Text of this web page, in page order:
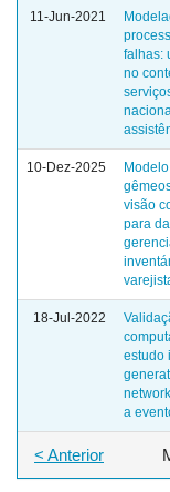
11-Jun-2021
falhas:
no
10-Dez-2025
visão
para
18-Jul-2022
estudo
a
< Anterior